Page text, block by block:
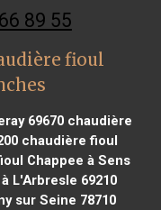
89 55
fioul
69670 chaudière
chaudière fioul
Chappee à Sens
L'Arbresle 69210
sur Seine 78710